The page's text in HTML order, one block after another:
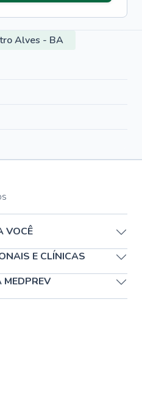
Alves - BA
VOCÊ
E CLÍNICAS
MEDPREV